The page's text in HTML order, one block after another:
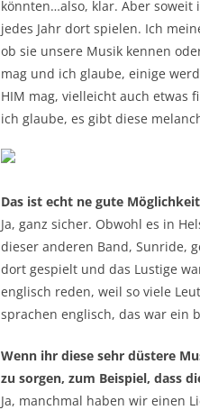
könnten…also, klar. Aber soweit
jedes Jahr dort spielen. Ich
ob sie unsere Musik kennen
mag und ich glaube, einige
HIM mag, vielleicht auch etwas
ich glaube, es gibt diese
Das ist echt ne gute
Ja, ganz sicher. Obwohl es in
dieser anderen Band, Sunride,
dort gespielt und das Lustige
englisch reden, weil so viele
sprachen englisch, das war ein
Wenn ihr diese sehr düstere
zu sorgen, zum Beispiel, dass
Ja, manchmal haben wir einen